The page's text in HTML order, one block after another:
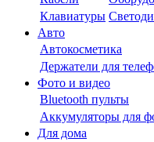
Клавиатуры
Авто
Автокосметика
Держатели для
Фото и видео
Bluetooth пульты
Аккумуляторы для
Для дома